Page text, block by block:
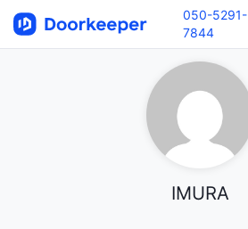
050-5291-
7844
IMURA